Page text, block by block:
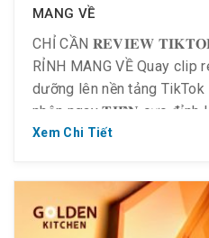
MANG VỀ
CHỈ CẦN 𝐑𝐄𝐕𝐈𝐄𝐖
RỈNH MANG VỀ Quay clip
dưỡng lên nền tảng
nhận ngay 𝐓𝐈𝐄̂̀𝐍 cực đỉnh
sáng tạo vừa có khả năng
Xem Chi Tiết